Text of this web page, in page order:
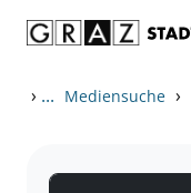
› ... Mediensuche ›